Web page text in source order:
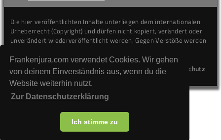
Frankenjura.com verwendet Cookies. Wir gehen
von deinem Einverständnis aus, wenn du die
Website weiterhin nutzt.
Zur Datenschutzerklärung
Ich stimme zu
Die hier veröffentlichten Inhalte unterliegen dem internationalen
Urheberrecht (Copyright) und dürfen nicht kopiert, verändert oder
unverändert wiederveröffentlicht werden. Gegen Verstöße werden
Kontakt
Impressum Datenschutz